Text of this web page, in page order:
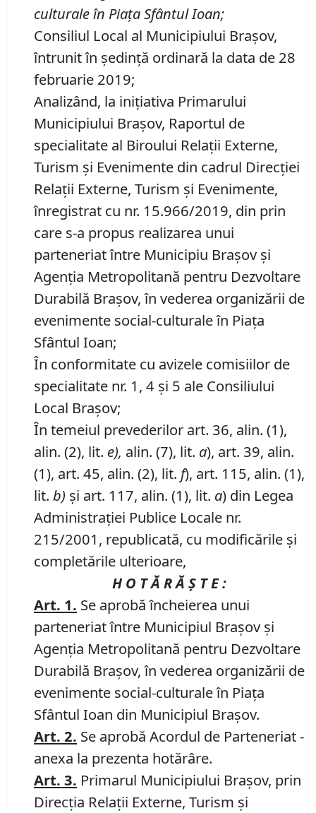
culturale în Piaţa Sfântul Ioan;
Consiliul Local al Municipiului Braşov,
întrunit în şedinţă ordinară la data de 28
februarie 2019;
Analizând, la iniţiativa Primarului
Municipiului Braşov, Raportul de
specialitate al Biroului Relaţii Externe,
Turism şi Evenimente din cadrul Direcţiei
Relaţii Externe, Turism şi Evenimente,
înregistrat cu nr. 15.966/2019, din prin
care s-a propus realizarea unui
parteneriat între Municipiu Braşov şi
Agenţia Metropolitană pentru Dezvoltare
Durabilă Braşov, în vederea organizării de
evenimente social-culturale în Piaţa
Sfântul Ioan;
În conformitate cu avizele comisiilor de
specialitate nr. 1, 4 şi 5 ale Consiliului
Local Braşov;
În temeiul prevederilor art. 36, alin. (1),
alin. (2), lit. e), alin. (7), lit. a), art. 39, alin.
(1), art. 45, alin. (2), lit. f), art. 115, alin. (1),
lit. b) şi art. 117, alin. (1), lit. a) din Legea
Administraţiei Publice Locale nr.
215/2001, republicată, cu modificările şi
completările ulterioare,
H O T Ă R Ă Ş T E :
Art. 1. Se aprobă încheierea unui
parteneriat între Municipiul Braşov şi
Agenţia Metropolitană pentru Dezvoltare
Durabilă Braşov, în vederea organizării de
evenimente social-culturale în Piaţa
Sfântul Ioan din Municipiul Braşov.
Art. 2. Se aprobă Acordul de Parteneriat -
anexa la prezenta hotărâre.
Art. 3. Primarul Municipiului Braşov, prin
Direcţia Relaţii Externe, Turism şi